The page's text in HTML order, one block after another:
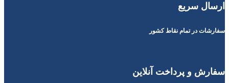
ارسال سریع
سفارشات در تمام نقاط کشور
سفارش و پرداخت آنلاین